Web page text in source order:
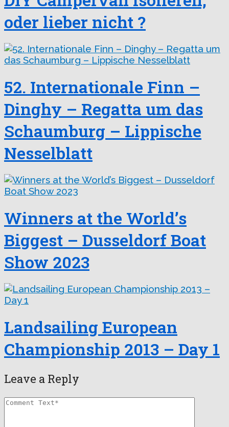
oder lieber nicht ?
52. Internationale Finn –
Dinghy – Regatta um das
Schaumburg – Lippische
Nesselblatt
Winners at the World’s
Biggest – Dusseldorf Boat
Show 2023
Landsailing European
Championship 2013 – Day 1
Leave a Reply